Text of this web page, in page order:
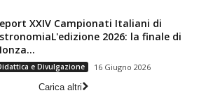
XXIV Campionati Italiani di
2026: la finale di
e Divulgazione
16 Giugno 2026
Carica altri